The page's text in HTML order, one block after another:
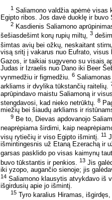
1 Saliamono valdžia apėmė
Egipto ribos. Jos davė duoklę ir
2 Kasdienis Saliamono
šešiasdešimt korų rupių miltų, 3
šimtas avių bei ožkų, neskaitant
visą sritį į vakarus nuo Eufrato, visus
Gazos, ir taikiai sugyveno su visais
Judas ir Izraelis nuo Dano iki Beer
vynmedžiu ir figmedžiu. 6
arkliams ir dvylika tūkstančių raitelių.
aprūpindavo maistu Saliamoną ir
stengdavosi, kad nieko netrūktų. 8
miežių bei šiaudų arkliams ir
9 Be to, Dievas apdovanojo
neaprėpiama širdimi, kaip
visų rytiečių ir viso Egipto išmintį. 11
išmintingesnis už Etaną Ezerachą ir
garsas pasklido po visas kaimynų
buvo tūkstantis ir penkios. 13 Jis
iki yzopo, augančio sienoje; jis
14 Saliamono klausytis atvykdavo iš
išgirdusių apie jo išmintį.
15 Tyro karalius Hiramas,